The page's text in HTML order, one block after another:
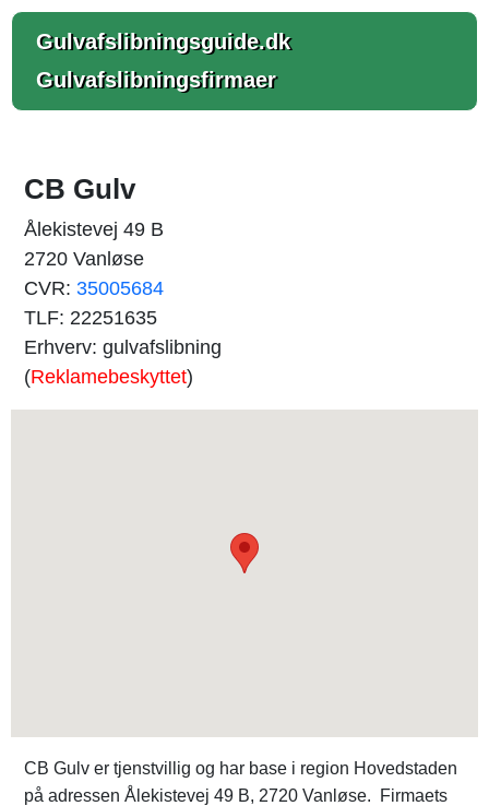
Gulvafslibningsguide.dk
Gulvafslibningsfirmaer
CB Gulv
Ålekistevej 49 B
2720 Vanløse
CVR: 35005684
TLF: 22251635
Erhverv: gulvafslibning
(Reklamebeskyttet)
CB Gulv er tjenstvillig og har base i region Hovedstaden
på adressen Ålekistevej 49 B, 2720 Vanløse. Firmaets